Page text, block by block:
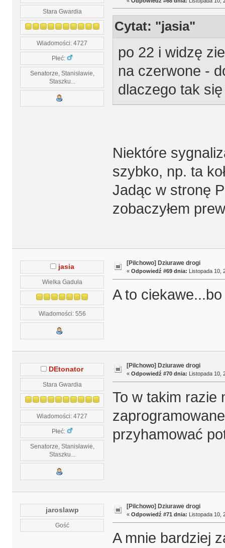
Stara Gwardia
Wiadomości: 4727
Płeć:
Senatorze, Stanisławie,
Staszku...
Cytat: "jasia"
po 22 i widzę
na czerwone -
dlaczego tak
Niektóre
szybko, np. ta
Jadąc w stronę
zobaczyłem
jasia
Wielka Gaduła
Wiadomości: 556
[Pilchowo] Dziurawe drogi
« Odpowiedź #69 dnia: Listopada 10,
A to
DEtonator
Stara Gwardia
Wiadomości: 4727
Płeć:
Senatorze, Stanisławie,
Staszku...
[Pilchowo] Dziurawe drogi
« Odpowiedź #70 dnia: Listopada 10,
To w takim razie
przyhamować
jaroslawp
Gość
[Pilchowo] Dziurawe drogi
« Odpowiedź #71 dnia: Listopada 10,
A mnie bardziej